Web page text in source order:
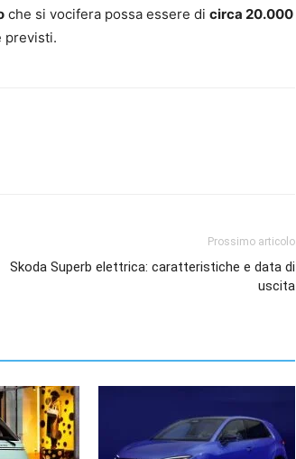
che si vocifera possa essere di circa 20.000
previsti.
Prossimo articolo
Skoda Superb elettrica: caratteristiche e data di
uscita